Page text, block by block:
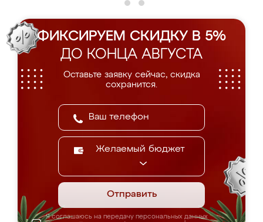
ФИКСИРУЕМ СКИДКУ В 5%
ДО КОНЦА АВГУСТА
Оставьте заявку сейчас, скидка
сохранится.
Желаемый бюджет
Отправить
Я соглашаюсь на передачу персональных данных